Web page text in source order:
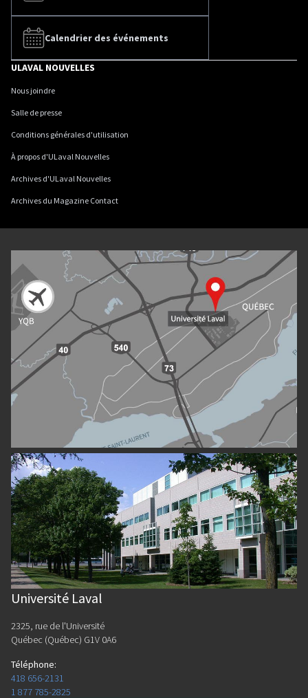
Calendrier des événements
ULAVAL NOUVELLES
Nous joindre
Salle de presse
Conditions générales d'utilisation
À propos d'ULaval Nouvelles
Archives d'ULaval Nouvelles
Archives du Magazine Contact
Université Laval
2325, rue de l'Université
Québec (Québec) G1V 0A6
Téléphone:
418 656-2131
1 877 785-2825